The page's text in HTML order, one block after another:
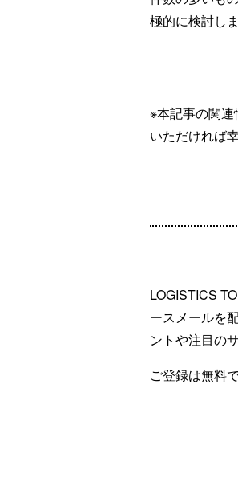
極的に検討しま
※本記事の関
いただければ
LOGISTICS
ースメールを
ントや注目の
ご登録は無料